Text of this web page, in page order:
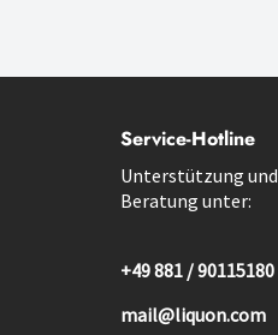
Service-Hotline
Unterstützung und
Beratung unter:
+49 881 / 90115180
mail@liquon.com